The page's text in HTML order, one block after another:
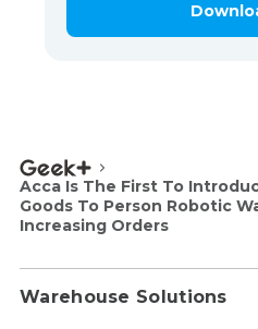
Acca Is The First To
Goods To Person Robotic
Increasing Orders
Warehouse Solutions